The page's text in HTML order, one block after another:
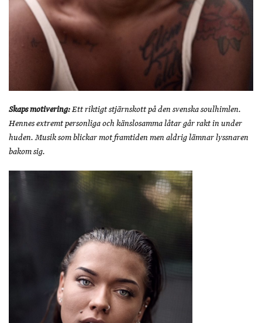
Skaps motivering:Ett riktigt stjärnskott på den svenska soulhimlen.
Hennes extremt personliga och känslosamma låtar går rakt in under
huden. Musik som blickar mot framtiden men aldrig lämnar lyssnaren
bakom sig.